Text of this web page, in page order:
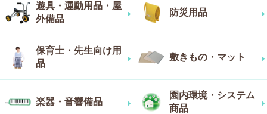
遊具・運動用品・屋
外備品
防災用品
保育士・先生向け用
品
敷きもの・マット
楽器・音響備品
園内環境・システム
商品